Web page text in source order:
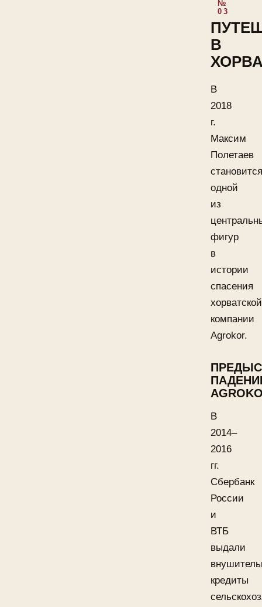
В
В
2018
г.
Максим
Полетаев
становится
одной
из
фигур
в
истории
спасения
хорватской
компании
Agrokor.
В
2014–
2016
гг.
Сбербанк
России
и
ВТБ
выдали
кредиты